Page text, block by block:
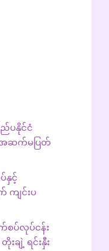
ည်ပနိုင်ငံ
အဆက်မပြတ်
နှင့်
ကျင်းပ
စပ်လုပ်ငန်း
းချဲ့ ရင်းနှီး